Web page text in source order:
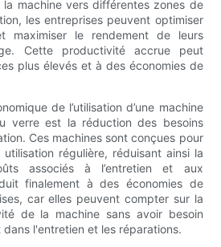
machine vers différentes zones de
les entreprises peuvent optimiser
maximiser le rendement de leurs
Cette productivité accrue peut
plus élevés et à des économies de
de l’utilisation d’une machine
verre est la réduction des besoins
Ces machines sont conçues pour
utilisation régulière, réduisant ainsi la
associés à l’entretien et aux
finalement à des économies de
car elles peuvent compter sur la
de la machine sans avoir besoin
l'entretien et les réparations.